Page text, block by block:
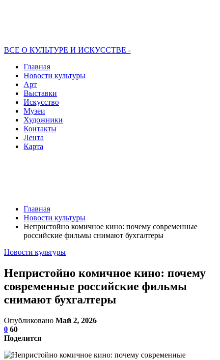
ВСЕ О КУЛЬТУРЕ И ИСКУССТВЕ -
Главная
Новости культуры
Арт
Выставки
Искусство
Музеи
Художники
Контакты
Лента
Карта
Главная
Новости культуры
Непристойно комичное кино: почему современные
российские фильмы снимают бухгалтеры
Новости культуры
Непристойно комичное кино: почему
современные российские фильмы
снимают бухгалтеры
Опубликовано Май 2, 2026
0 60
Поделится